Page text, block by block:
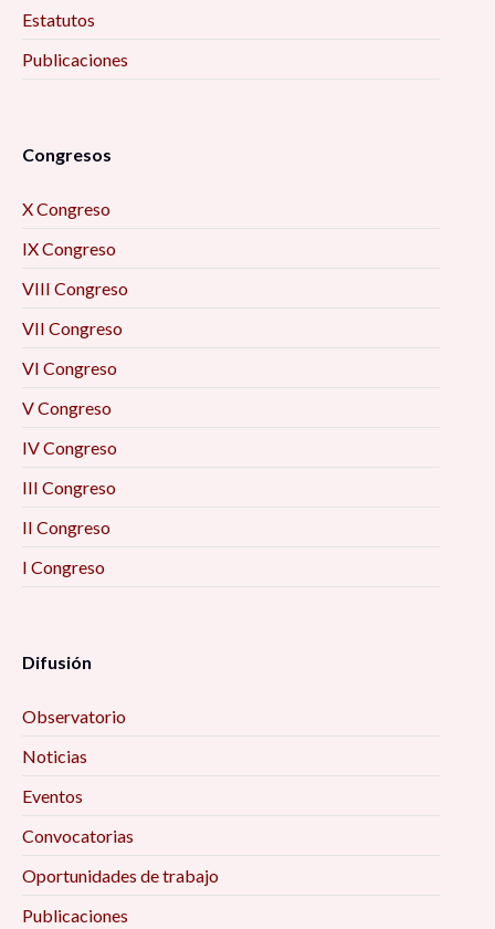
Estatutos
Publicaciones
Congresos
X Congreso
IX Congreso
VIII Congreso
VII Congreso
VI Congreso
V Congreso
IV Congreso
III Congreso
II Congreso
I Congreso
Difusión
Observatorio
Noticias
Eventos
Convocatorias
Oportunidades de trabajo
Publicaciones